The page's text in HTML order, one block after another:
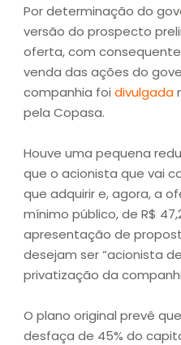
Por determinação do
versão do prospecto
oferta, com
venda das ações do
companhia foi divulgada
pela Copasa.
Houve uma pequena
que o acionista que vai
que adquirir e, agora, a
mínimo público, de R$
apresentação de
desejam ser “acionista
privatização da
O plano original prevê
desfaça de 45% do